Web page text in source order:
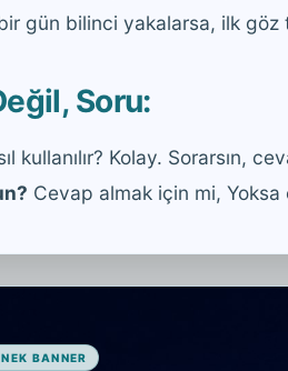
gün bilinci yakalarsa, ilk göz
Soru:
kullanılır? Kolay. Sorarsın,
Cevap almak için mi,
BANNER